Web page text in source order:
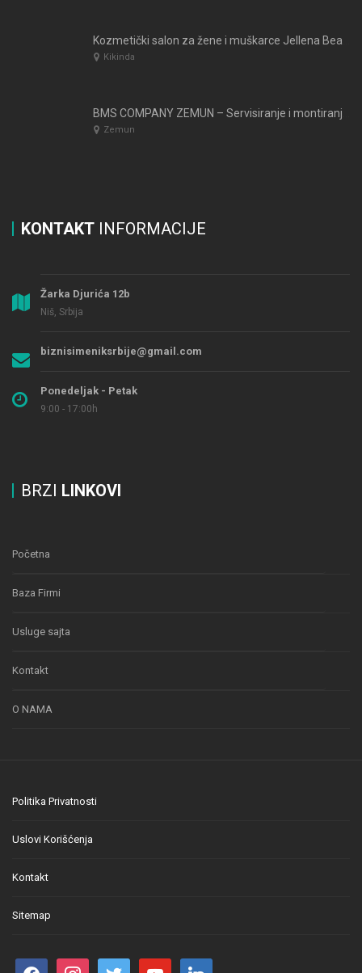
Kikinda
Zemun
KONTAKT INFORMACIJE
Žarka Djurića 12b
Niš, Srbija
biznisimeniksrbije@gmail.com
Ponedeljak - Petak
9:00 - 17:00h
BRZI LINKOVI
Početna
Baza Firmi
Usluge sajta
Kontakt
O NAMA
Politika Privatnosti
Uslovi Korišćenja
Kontakt
Sitemap